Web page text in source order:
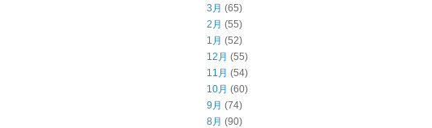
3月 (65)
2月 (55)
1月 (52)
12月 (55)
11月 (54)
10月 (60)
9月 (74)
8月 (90)